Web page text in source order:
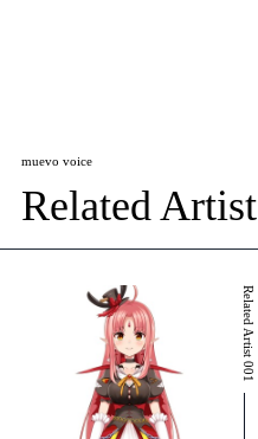
muevo voice
Related Artist
Related Artist 001